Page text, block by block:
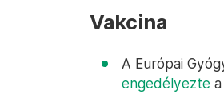
Vakcina
A Európai
engedélyezte